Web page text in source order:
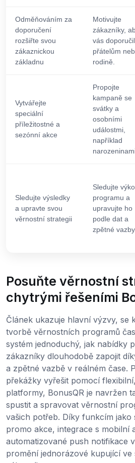
Odměňováním za
doporučení
rozšiřte svou
zákaznickou
základnu
Motivujte
zákazníky,
vás
přátelům
rodině.
Vytvářejte
speciální
příležitostné a
sezónní akce
Propojte
kampaně se
svátky a
osobními
událostmi,
například
Sledujte výsledky
a upravte svou
věrnostní strategii
Sledujte
programu a
upravujte ho
podle dat a
zpětné vazby.
Posuňte věrnostní
chytrými řešeními
Článek ukazuje hlavní výzvy, se
tvorbě věrnostních programů
systém jednoduchý, jak nabídky
zákazníky dlouhodobě zapojit
a zpětné vazbě v reálném čase.
překážky vyřešit pomocí
platformy, BonusQR je navržen
spustit a spravovat věrnostní
vašich potřeb. Díky funkcím jako
promo akce, integrace s mobilní
automatizované push notifikace
promění jednorázové kupující ve